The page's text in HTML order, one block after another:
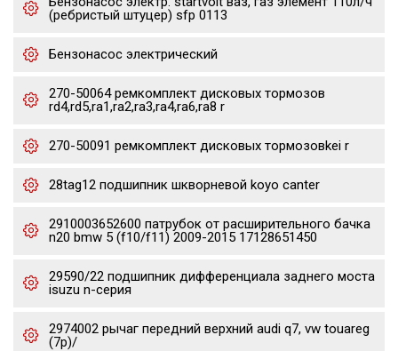
(ребристый штуцер) sfp 0113
Бензонасос электрический
270-50064 ремкомплект дисковых тормозов
rd4,rd5,ra1,ra2,ra3,ra4,ra6,ra8 r
270-50091 ремкомплект дисковых тормозовkei r
28tag12 подшипник шкворневой koyo canter
2910003652600 патрубок от расширительного бачка
n20 bmw 5 (f10/f11) 2009-2015 17128651450
29590/22 подшипник дифференциала заднего моста
isuzu n-серия
2974002 рычаг передний верхний audi q7, vw touareg
(7p)/